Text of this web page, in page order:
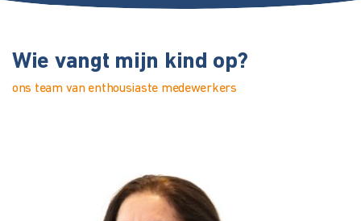
Wie vangt mijn kind op?
ons team van enthousiaste medewerkers